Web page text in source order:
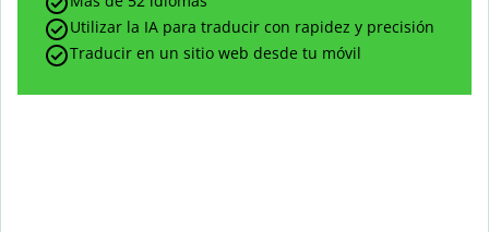
Utilizar la IA para traducir con rapidez y precisión
Traducir en un sitio web desde tu móvil